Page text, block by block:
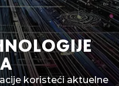
koristeći aktuelne